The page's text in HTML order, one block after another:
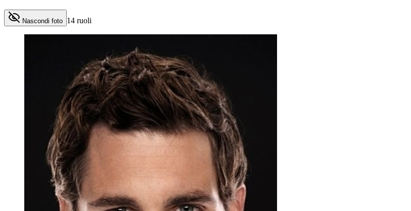
Nascondi foto 14 ruoli